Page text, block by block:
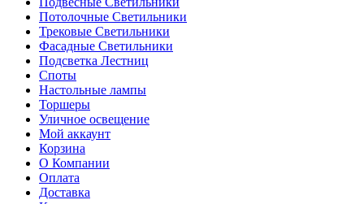
Потолочные Светильники
Трековые Светильники
Фасадные Светильники
Подсветка Лестниц
Споты
Настольные лампы
Торшеры
Уличное освещение
Мой аккаунт
Корзина
О Компании
Оплата
Доставка